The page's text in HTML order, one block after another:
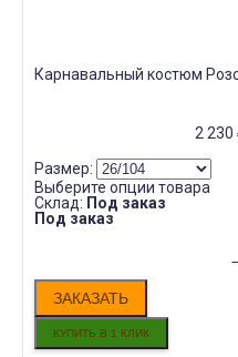
Карнавальный костюм
2 230
Размер:
Выберите опции товара
Склад: Под заказ
Под заказ
ЗАКАЗАТЬ